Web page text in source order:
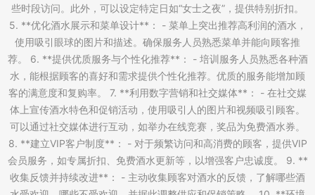
些时段访问。此外，可以设定特定日如“女士之夜”，提供特别折扣。
5. **优化酒水展示和菜单设计**： - 菜单上突出推荐高利润的酒水，
使用吸引眼球的图片和描述。确保服务人员熟悉菜单并能向顾客推
荐。 6. **提供优质服务与个性化推荐**： - 培训服务人员熟悉各种酒
水，能根据顾客的喜好和需求提供个性化推荐。优质的服务能增加顾
客的满意度和复购率。 7. **利用数字营销和社交媒体**： - 在社交媒
体上宣传酒水特色和促销活动，使用吸引人的图片和视频吸引顾客。
可以通过社交媒体进行互动，如举办在线竞赛，奖品为免费酒水券。
8. **建立VIP客户制度**： - 对于频繁访问和高消费的顾客，提供VIP
会员服务，如专属折扣、免费酒水更新等，以增强客户忠诚度。 9. **
收集反馈并持续改进**： - 主动收集顾客对酒水的反馈，了解哪些酒